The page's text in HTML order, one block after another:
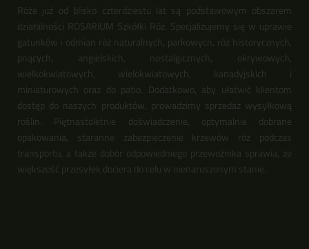
Róże już od blisko czterdziestu lat są podstawowym obszarem
działalności ROSARIUM Szkółki Róż. Specjalizujemy się w uprawie
gatunków i odmian róż naturalnych, parkowych, róż historycznych,
pnących, angielskich, nostalgicznych, okrywowych,
wielkokwiatowych, wielokwiatowych, kanadyjskich i
miniaturowych oraz do patio. Dodatkowo, aby ułatwić klientom
dostęp do naszych produktów, prowadzimy sprzedaż wysyłkową
roślin. Piętnastoletnie doświadczenie, optymalnie dobrane
opakowania, staranne zabezpieczenie krzewów róż podczas
transportu, a także dobór odpowiedniego przewoźnika sprawia, że
większość przesyłek dociera do celu w nienaruszonym stanie.